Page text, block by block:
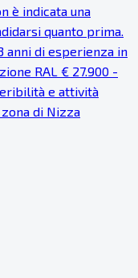
è indicata una
quanto prima.
anni di esperienza in
RAL € 27.900 -
e attività
di Nizza